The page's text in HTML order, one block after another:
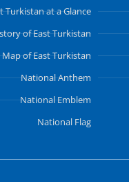
Turkistan at a Glance
of East Turkistan
Map of East Turkistan
National Anthem
National Emblem
National Flag